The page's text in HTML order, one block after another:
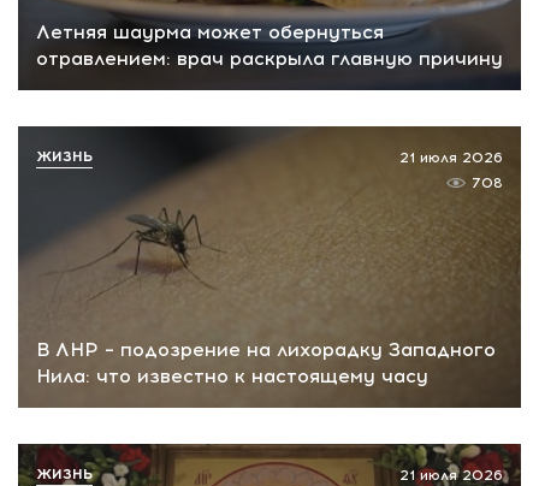
Летняя шаурма может обернуться
отравлением: врач раскрыла главную причину
В ЛНР – подозрение на лихорадку Западного
Нила: что известно к настоящему часу
21 июля 2026
708
ЖИЗНЬ
21 июля 2026
ЖИЗНЬ